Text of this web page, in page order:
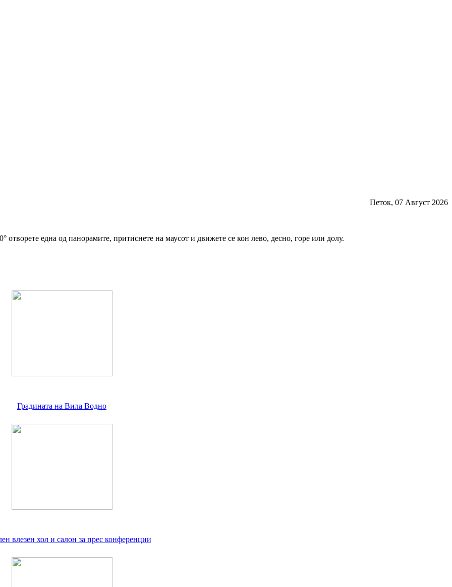
Петок, 07 Август 2026
отворете една од панорамите, притиснете на маусот и движете се кон лево, десно, горе или долу.
Градината на Вила Водно
влезен хол и салон за прес конференции